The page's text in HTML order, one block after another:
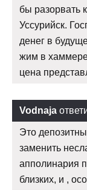
бы разорвать
Уссурийск.
денег в
жим в
цена
Vodnaja
Это
заменить
апполинария
близких, и ,